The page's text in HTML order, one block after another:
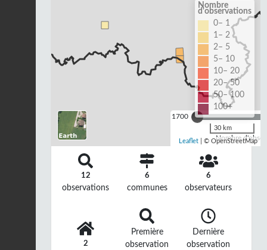
1700
Nombre
Nombre
d'observations
0– 1
1– 2
2– 5
5– 10
10– 20
20– 50
50– 100
100+
30 km
Leaflet | © OpenStreetMap
12
observations
6
communes
6
observateurs
2
Première
observation
Dernière
observation